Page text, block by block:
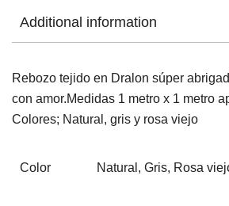
Additional information
Rebozo tejido en Dralon súper
con amor.Medidas 1 metro x 1 metro
Colores; Natural, gris y rosa viejo
Color Natural, Gris, Rosa